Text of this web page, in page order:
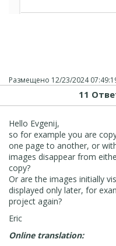
Размещено 12/23/2024
11
Hello Evgenij,
so for example you are
one page to another, or
images disappear from
copy?
Or are the images initially
displayed only later, for
project again?
Eric
Online translation: